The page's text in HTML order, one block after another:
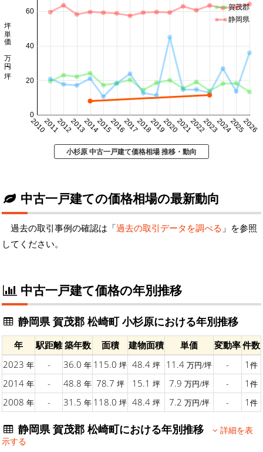
20102011201220132014201520162017201820192020202120222023202420252026
0
20
40
60
坪単価 万円/坪
賀茂郡
静岡県
小杉原 中古一戸建て価格相場 推移・動向
中古一戸建ての価格相場の最新動向
過去の取引事例の確認は「過去の取引データを調べる 」を参照
してください。
中古一戸建て価格の年別推移
静岡県 賀茂郡 松崎町 小杉原における年別推移
年 駅距離 築年数 面積 建物面積 単価 変動率件数
2023 年 - 36.0 年 115.0 坪 48.4 坪 11.4 万円/坪 - 1 件
2014 年 - 48.8 年 78.7 坪 15.1 坪 7.9 万円/坪 - 1 件
2008 年 - 31.5 年 118.0 坪 48.4 坪 7.2 万円/坪 - 1 件
静岡県 賀茂郡 松崎町における年別推移
詳細を表
示する